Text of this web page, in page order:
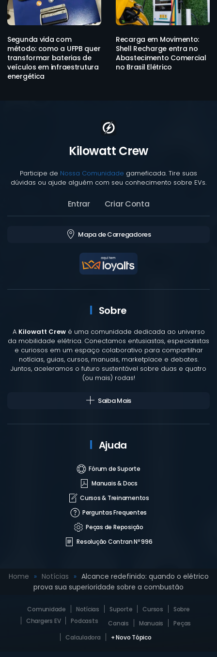
Segunda vida com
método: como a UFPB quer
transformar baterias de
veículos em infraestrutura
energética
Recarga em Movimento:
Shell Recharge entra no
Abastecimento Comercial
no Brasil Elétrico
Kilowatt Crew
Participe de Nossa Comunidade gameficada. Tire suas
dúvidas ou ajude alguém com seu conhecimento sobre EVs.
Entrar Criar Conta
Mapa de Carregadores
Sobre
A Kilowatt Crewé uma comunidade dedicada ao universo
da mobilidade elétrica. Conectamos entusiastas, especialistas
e curiosos em um espaço colaborativo para compartilhar
notícias, guias, cursos, manuais, marketplace e debates.
Juntos, aceleramos o futuro sustentável sobre duas e quatro
(ou mais) rodas!
Saiba Mais
Ajuda
Fórum de Suporte
Manuais & Docs
Cursos & Treinamentos
Perguntas Frequentes
Peças de Reposição
Resolução Contran Nº 996
Home Notícias
Alcance redefinido: quando o elétrico
prova sua superioridade sobre a combustão
Comunidade Notícias Suporte Cursos
Sobre
Chargers EV
Podcasts Canais Manuais
Peças
Calculadora
+ Novo Tópico